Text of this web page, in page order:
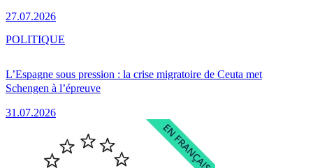
27.07.2026
L’Espagne sous pression : la crise migratoire de Ceuta met
Schengen à l’épreuve
31.07.2026
POLITIQUE